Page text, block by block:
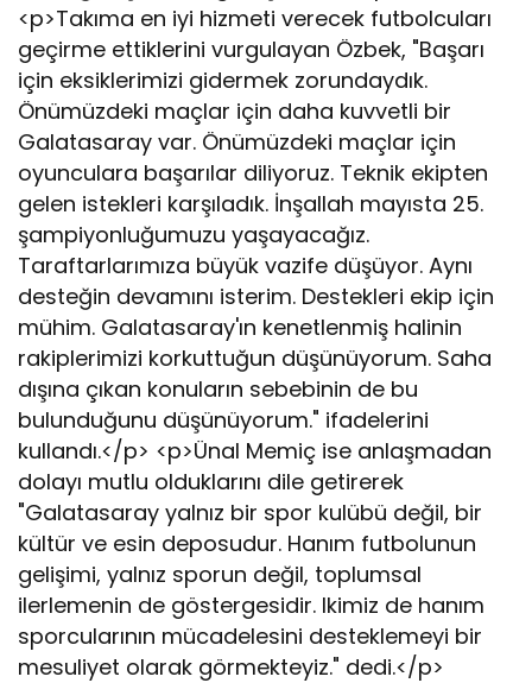
<p>Takıma en iyi hizmeti verecek futbolcuları
geçirme ettiklerini vurgulayan Özbek, "Başarı
için eksiklerimizi gidermek zorundaydık.
Önümüzdeki maçlar için daha kuvvetli bir
Galatasaray var. Önümüzdeki maçlar için
oyunculara başarılar diliyoruz. Teknik ekipten
gelen istekleri karşıladık. İnşallah mayısta 25.
şampiyonluğumuzu yaşayacağız.
Taraftarlarımıza büyük vazife düşüyor. Aynı
desteğin devamını isterim. Destekleri ekip için
mühim. Galatasaray'ın kenetlenmiş halinin
rakiplerimizi korkuttuğun düşünüyorum. Saha
dışına çıkan konuların sebebinin de bu
bulunduğunu düşünüyorum." ifadelerini
kullandı.</p> <p>Ünal Memiç ise anlaşmadan
dolayı mutlu olduklarını dile getirerek
"Galatasaray yalnız bir spor kulübü değil, bir
kültür ve esin deposudur. Hanım futbolunun
gelişimi, yalnız sporun değil, toplumsal
ilerlemenin de göstergesidir. Ikimiz de hanım
sporcularının mücadelesini desteklemeyi bir
mesuliyet olarak görmekteyiz." dedi.</p>